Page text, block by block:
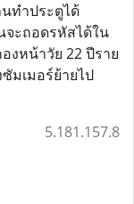
นทำประตูได้
จะถอดรหัสได้ใน
หน้าวัย 22 ปีราย
มเมอร์ย้ายไป
5.181.157.8